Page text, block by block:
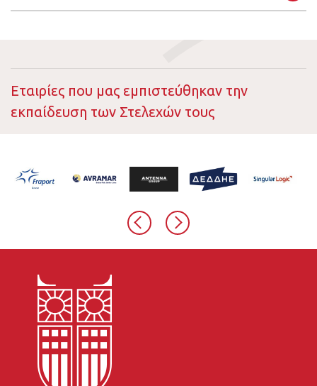
Εταιρίες που μας εμπιστεύθηκαν την
εκπαίδευση των Στελεχών τους